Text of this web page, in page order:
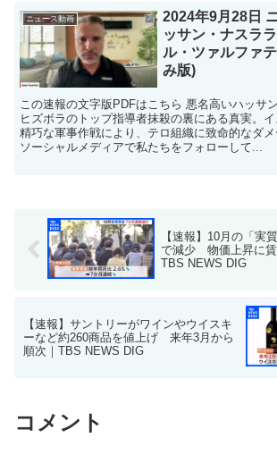
ニュース動画
2024年9月28日
ッサン・ナスラ
ル・ツァルファ
み版)
この速報の文字版PDFはこちら 悪名高いハッサ
ヒズボラのトップ指導者抹殺の裏にある真実。
精巧な軍事作戦により、テロ組織に致命的なダメ
ソーシャルメディアで私たちをフォローして...
【速報】10月の「実
で減少 物価上昇に賃
TBS NEWS DIG
【速報】サントリーがワインやウイスキ
ーなど約260商品を値上げ 来年3月から
順次｜TBS NEWS DIG
コメント